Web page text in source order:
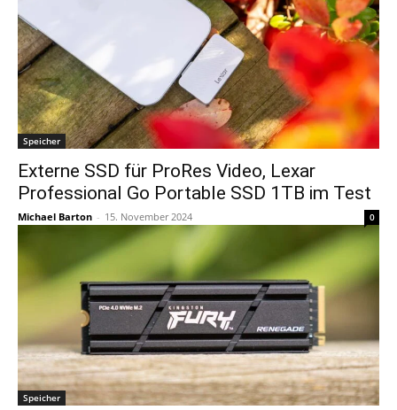
Speicher
Externe SSD für ProRes Video, Lexar
Professional Go Portable SSD 1TB im Test
Michael Barton - 15. November 2024 0
Speicher